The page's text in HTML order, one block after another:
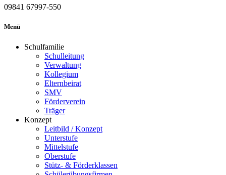
09841 67997-550
Menü
Schulfamilie
Schulleitung
Verwaltung
Kollegium
Elternbeirat
SMV
Förderverein
Träger
Konzept
Leitbild / Konzept
Unterstufe
Mittelstufe
Oberstufe
Stütz- & Förderklassen